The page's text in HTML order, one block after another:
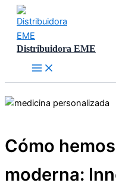
contenido
Distribuidora EME
Cómo
moderna: